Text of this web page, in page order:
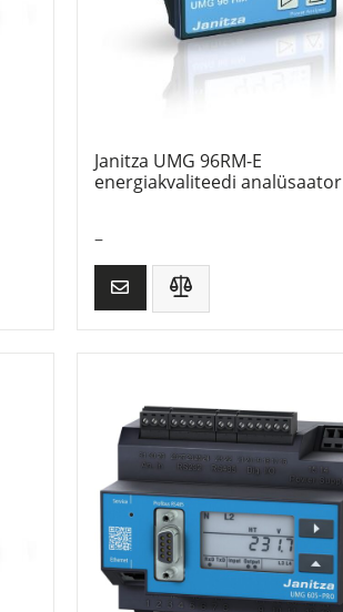
Janitza UMG 96RM-E
energiakvaliteedi analüsaator
–